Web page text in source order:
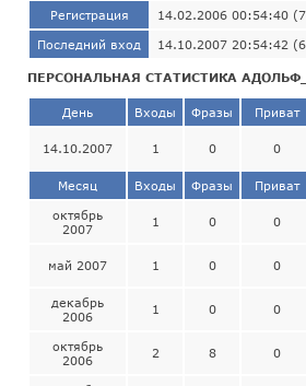
Регистрация 14.02.2006 00:54:40
Последний вход 14.10.2007 20:54:42
ПЕРСОНАЛЬНАЯ СТАТИСТИКА
День Входы Фразы Приват
14.10.2007 1 0 0
Месяц Входы Фразы Приват
октябрь
2007
1 0 0
май 2007 1 0 0
декабрь
2006
1 0 0
октябрь
2006
2 8 0